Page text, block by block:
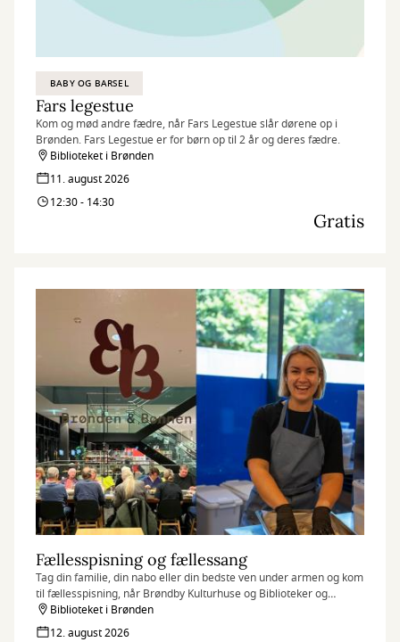
BABY OG BARSEL
Fars legestue
Kom og mød andre fædre, når Fars Legestue slår dørene op i
Brønden. Fars Legestue er for børn op til 2 år og deres fædre.
Biblioteket i Brønden
11. august 2026
12:30 - 14:30
Gratis
Fællesspisning og fællessang
Tag din familie, din nabo eller din bedste ven under armen og kom
til fællesspisning, når Brøndby Kulturhuse og Biblioteker og
Brønden & Bønnen inviterer til fællesspisning i Kulturhuset
Brønden.
Biblioteket i Brønden
12. august 2026